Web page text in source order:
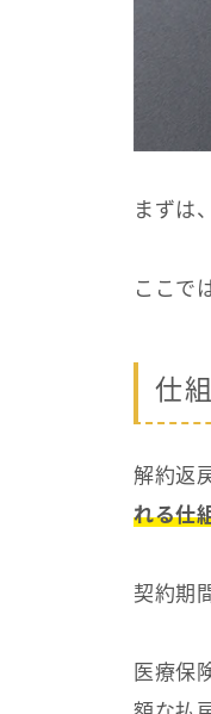
まずは
ここで
仕
解約返
れる仕
契約期
医療保